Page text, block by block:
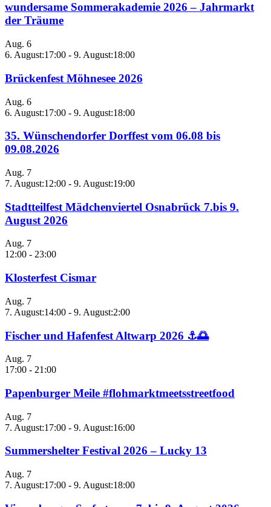
wundersame Sommerakademie 2026 – Jahrmarkt
der Träume
Aug. 6
6. August:17:00 - 9. August:18:00
Brückenfest Möhnesee 2026
Aug. 6
6. August:17:00 - 9. August:18:00
35. Wünschendorfer Dorffest vom 06.08 bis
09.08.2026
Aug. 7
7. August:12:00 - 9. August:19:00
Stadtteilfest Mädchenviertel Osnabrück 7.bis 9.
August 2026
Aug. 7
12:00 - 23:00
Klosterfest Cismar
Aug. 7
7. August:14:00 - 9. August:2:00
Fischer und Hafenfest Altwarp 2026 ⚓🌅
Aug. 7
17:00 - 21:00
Papenburger Meile #flohmarktmeetsstreetfood
Aug. 7
7. August:17:00 - 9. August:16:00
Summershelter Festival 2026 – Lucky 13
Aug. 7
7. August:17:00 - 9. August:18:00